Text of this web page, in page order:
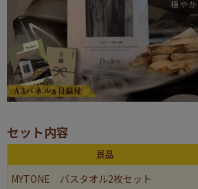
セット内容
景品
MYTONE バスタオル2枚セット